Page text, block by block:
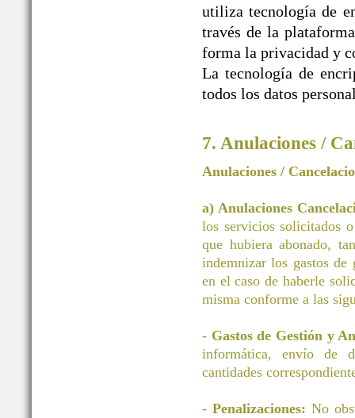
utiliza tecnología de
través de la
forma la privacidad y
La tecnología de
todos los datos
7. Anulaciones /
Anulaciones /
a) Anulaciones
los servicios solicitados
que hubiera abonado,
indemnizar los gastos
en el caso de haberle
misma conforme a las
- Gastos de Gestión y
informática, envío de
cantidades
- Penalizaciones: No